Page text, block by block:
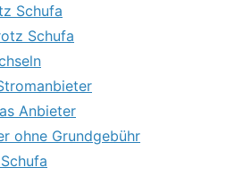
Schufa
Schufa
Anbieter
ohne Grundgebühr